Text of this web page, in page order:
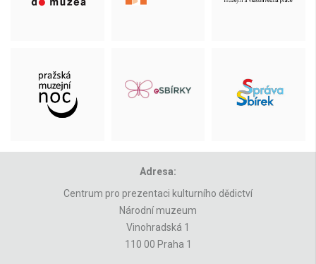
Adresa:
Centrum pro prezentaci kulturního dědictví
Národní muzeum
Vinohradská 1
110 00 Praha 1